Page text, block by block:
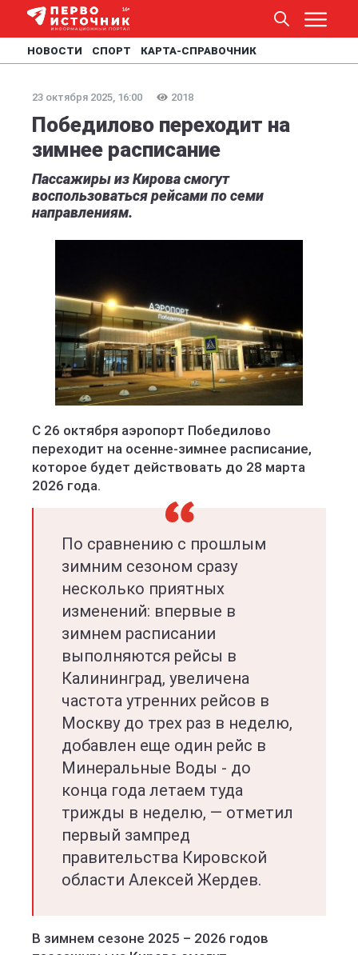
НОВОСТИ СПОРТ КАРТА-СПРАВОЧНИК
23 октября 2025, 16:00 2018
Победилово переходит на
зимнее расписание
Пассажиры из Кирова смогут
воспользоваться рейсами по семи
направлениям.
С 26 октября аэропорт Победилово
переходит на осенне-зимнее расписание,
которое будет действовать до 28 марта
2026 года.
По сравнению с прошлым
зимним сезоном сразу
несколько приятных
изменений: впервые в
зимнем расписании
выполняются рейсы в
Калининград, увеличена
частота утренних рейсов в
Москву до трех раз в неделю,
добавлен еще один рейс в
Минеральные Воды - до
конца года летаем туда
трижды в неделю, — отметил
первый зампред
правительства Кировской
области Алексей Жердев.
В зимнем сезоне 2025 – 2026 годов